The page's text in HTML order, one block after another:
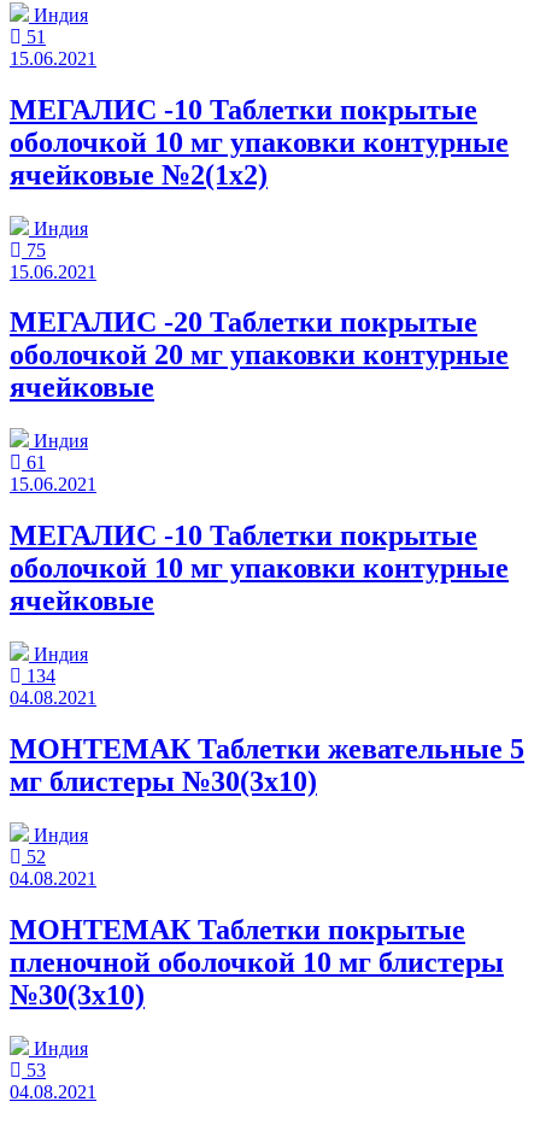
Индия
51
15.06.2021
МЕГАЛИС -10 Таблетки покрытые
оболочкой 10 мг упаковки контурные
ячейковые №2(1x2)
Индия
75
15.06.2021
МЕГАЛИС -20 Таблетки покрытые
оболочкой 20 мг упаковки контурные
ячейковые
Индия
61
15.06.2021
МЕГАЛИС -10 Таблетки покрытые
оболочкой 10 мг упаковки контурные
ячейковые
Индия
134
04.08.2021
МОНТЕМАК Таблетки жевательные 5
мг блистеры №30(3x10)
Индия
52
04.08.2021
МОНТЕМАК Таблетки покрытые
пленочной оболочкой 10 мг блистеры
№30(3x10)
Индия
53
04.08.2021